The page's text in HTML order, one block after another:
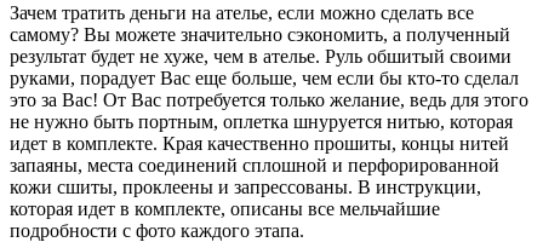
Зачем тратить деньги на ателье, если можно сделать все
самому? Вы можете значительно сэкономить, а полученный
результат будет не хуже, чем в ателье. Руль обшитый своими
руками, порадует Вас еще больше, чем если бы кто-то сделал
это за Вас! От Вас потребуется только желание, ведь для этого
не нужно быть портным, оплетка шнуруется нитью, которая
идет в комплекте. Края качественно прошиты, концы нитей
запаяны, места соединений сплошной и перфорированной
кожи сшиты, проклеены и запрессованы. В инструкции,
которая идет в комплекте, описаны все мельчайшие
подробности с фото каждого этапа.